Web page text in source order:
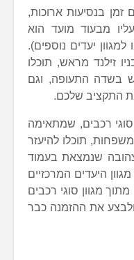
זמן בנסיעות ארוכות,
מבעוד מועד הוא
יעדים נוספים).
זילנד מראש, תוכלו
בשדה התעופה, וגם
התקציב שלכם.
רכבים, שמתאימה
תוכלו להיעזר
שנמצאת בעמוד
היעדים המרכזיים
מגוון סוגי רכבים
את ההזמנה כבר